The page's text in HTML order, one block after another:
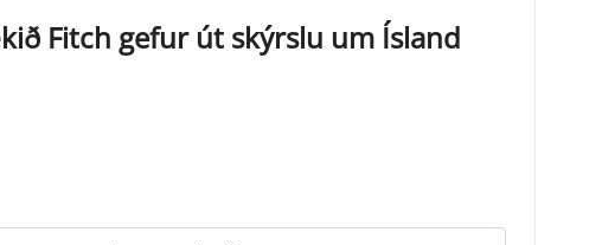
Fitch gefur út skýrslu um Ísland